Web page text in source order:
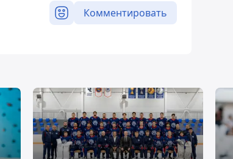
Комментировать